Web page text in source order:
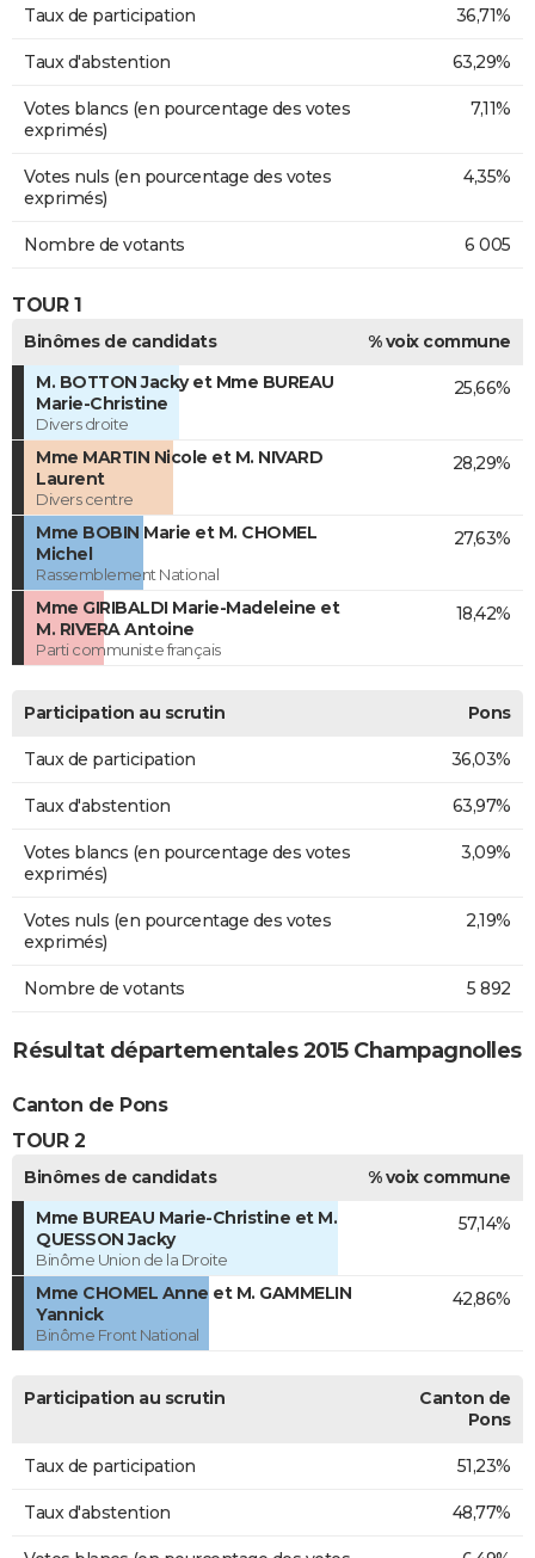
Taux de participation 36,71%
Taux d'abstention 63,29%
Votes blancs (en pourcentage des votes
exprimés)
7,11%
Votes nuls (en pourcentage des votes
exprimés)
4,35%
Nombre de votants 6 005
TOUR 1
Binômes de candidats
% voix commune
M. BOTTON Jacky et Mme BUREAU
Marie-Christine
Divers droite
25,66%
Mme MARTIN Nicole et M. NIVARD
Laurent
Divers centre
28,29%
Mme BOBIN Marie et M. CHOMEL
Michel
Rassemblement National
27,63%
Mme GIRIBALDI Marie-Madeleine et
M. RIVERA Antoine
Parti communiste français
18,42%
Participation au scrutin Pons
Taux de participation 36,03%
Taux d'abstention 63,97%
Votes blancs (en pourcentage des votes
exprimés)
3,09%
Votes nuls (en pourcentage des votes
exprimés)
2,19%
Nombre de votants 5 892
Résultat départementales 2015 Champagnolles
Canton de Pons
TOUR 2
Binômes de candidats
% voix commune
Mme BUREAU Marie-Christine et M.
QUESSON Jacky
Binôme Union de la Droite
57,14%
Mme CHOMEL Anne et M. GAMMELIN
Yannick
Binôme Front National
42,86%
Participation au scrutin
Canton de
Pons
Taux de participation 51,23%
Taux d'abstention 48,77%